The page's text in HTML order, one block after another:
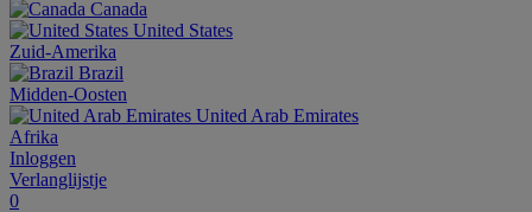
Canada
United States
Zuid-Amerika
Brazil
Midden-Oosten
United Arab Emirates
Afrika
Inloggen
Verlanglijstje
0